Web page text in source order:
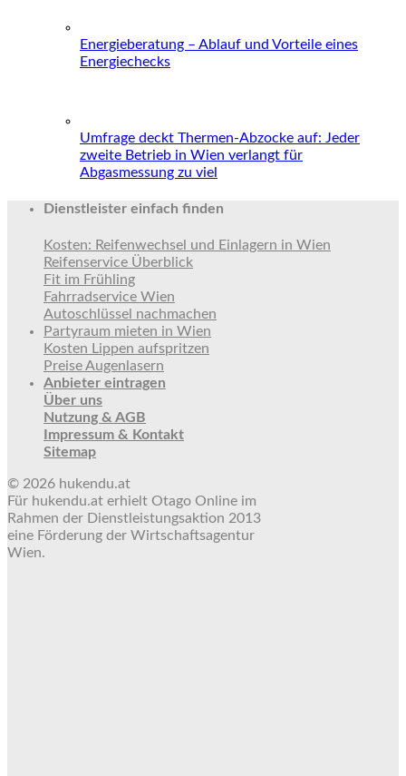
Energieberatung – Ablauf und Vorteile eines
Energiechecks
Umfrage deckt Thermen-Abzocke auf: Jeder
zweite Betrieb in Wien verlangt für
Abgasmessung zu viel
Dienstleister einfach finden
Kosten: Reifenwechsel und Einlagern in Wien
Reifenservice Überblick
Fit im Frühling
Fahrradservice Wien
Autoschlüssel nachmachen
Partyraum mieten in Wien
Kosten Lippen aufspritzen
Preise Augenlasern
Anbieter eintragen
Über uns
Nutzung & AGB
Impressum & Kontakt
Sitemap
© 2026 hukendu.at
Für hukendu.at erhielt Otago Online im
Rahmen der Dienstleistungsaktion 2013
eine Förderung der Wirtschaftsagentur
Wien.